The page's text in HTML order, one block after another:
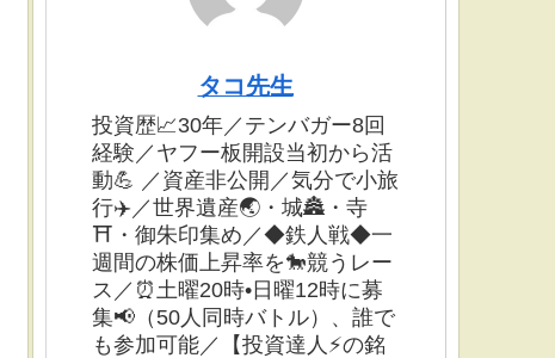
タコ先生
投資歴📈30年／テンバガー8回
経験／ヤフー板開設当初から活
動💪 ／資産非公開／気分で小旅
行✈️／世界遺産🌏・城🏯・寺
⛩・御朱印集め／◆鉄人戦◆一
週間の株価上昇率を🐎競うレー
ス／⏰土曜20時•日曜12時に募
集📢（50人同時バトル）、誰で
も参加可能／【投資達人⚡️の銘